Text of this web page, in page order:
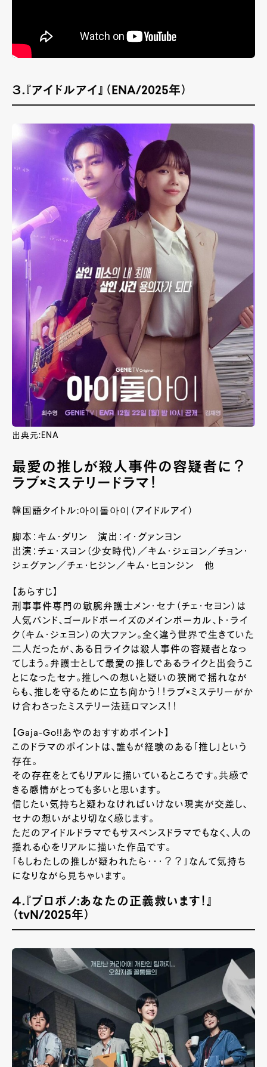
３.『アイドルアイ』（ENA/2025年）
出典元:ENA
最愛の推しが殺人事件の容疑者に？
ラブ×ミステリードラマ！
韓国語タイトル:아이돌아이（アイドルアイ）
脚本：キム・ダリン 演出：イ・グァンヨン
出演：チェ・スヨン（少女時代）／キム・ジェヨン／チョン・
ジェグァン／チェ・ヒジン／キム・ヒョンジン 他
【あらすじ】
刑事事件専門の敏腕弁護士メン・セナ（チェ・セヨン）は
人気バンド、ゴールドボーイズのメインボーカル、ト・ライ
ク（キム・ジェヨン）の大ファン。全く違う世界で生きていた
二人だったが、ある日ライクは殺人事件の容疑者となっ
てしまう。弁護士として最愛の推しであるライクと出会うこ
とになったセナ。推しへの想いと疑いの狭間で揺れなが
らも、推しを守るために立ち向かう！！ラブ×ミステリーがか
け合わさったミステリー法廷ロマンス！！
【Gaja-Go!!あやのおすすめポイント】
このドラマのポイントは、誰もが経験のある「推し」という
存在。
その存在をとてもリアルに描いているところです。共感で
きる感情がとっても多いと思います。
信じたい気持ちと疑わなければいけない現実が交差し、
セナの想いがより切なく感じます。
ただのアイドルドラマでもサスペンスドラマでもなく、人の
揺れる心をリアルに描いた作品です。
「もしわたしの推しが疑われたら・・・？？」なんて気持ち
になりながら見ちゃいます。
４.『プロボノ:あなたの正義救います！』
（tvN/2025年）